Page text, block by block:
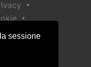
sessione
•
•
bambini